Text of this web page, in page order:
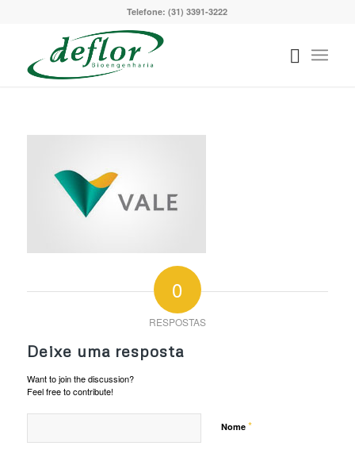
Telefone: (31) 3391-3222
0
RESPOSTAS
Deixe uma resposta
Want to join the discussion?
Feel free to contribute!
Nome *